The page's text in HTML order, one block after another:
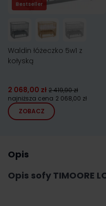
Bestseller
Waldin łóżeczko 5w1 z
kołyską
2 068,00 zł 2 419,90 zł
najniższa cena 2 068,00 zł
ZOBACZ
Opis
Opis sofy TIMOORE